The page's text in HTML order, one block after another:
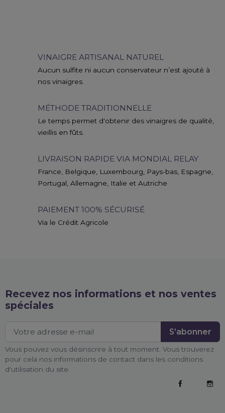
VINAIGRE ARTISANAL NATUREL
Aucun sulfite ni aucun conservateur n’est ajouté à
nos vinaigres.
MÉTHODE TRADITIONNELLE
Le temps permet d'obtenir des vinaigres de qualité,
vieillis en fûts.
LIVRAISON RAPIDE VIA MONDIAL RELAY
France, Belgique, Luxembourg, Pays-bas, Espagne,
Portugal, Allemagne, Italie et Autriche
PAIEMENT 100% SÉCURISÉ
Via le Crédit Agricole
Recevez nos informations et nos ventes
spéciales
Vous pouvez vous désinscrire à tout moment. Vous trouverez
pour cela nos informations de contact dans les conditions
d'utilisation du site.